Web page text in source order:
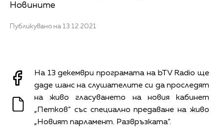
Новините
Публикувано на 13.12.2021
На 13 декември програмата на bTV Radio ще
даде шанс на слушателите си да проследят
на живо гласуването на новия кабинет
„Петков“ със специално предаване на живо
„Новият парламент. Развръзката“.